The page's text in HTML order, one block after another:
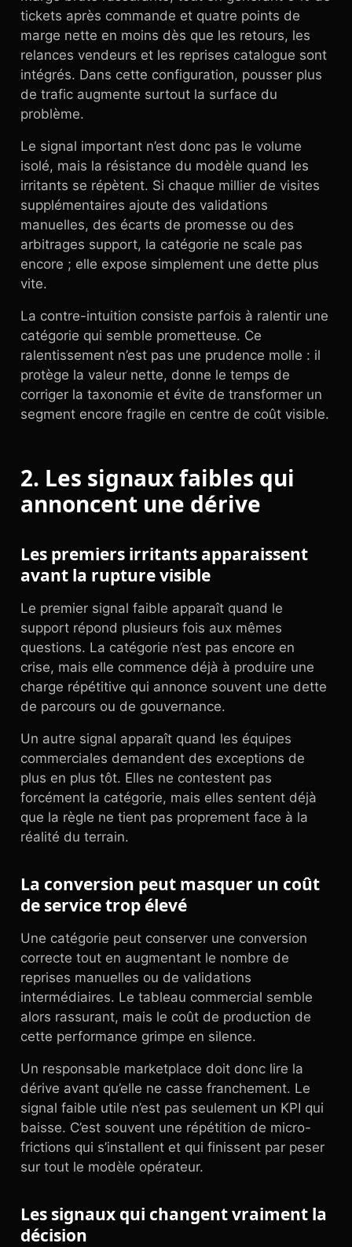
tickets après commande et quatre points de
marge nette en moins dès que les retours, les
relances vendeurs et les reprises catalogue sont
intégrés. Dans cette configuration, pousser plus
de trafic augmente surtout la surface du
problème.
Le signal important n’est donc pas le volume
isolé, mais la résistance du modèle quand les
irritants se répètent. Si chaque millier de visites
supplémentaires ajoute des validations
manuelles, des écarts de promesse ou des
arbitrages support, la catégorie ne scale pas
encore ; elle expose simplement une dette plus
vite.
La contre-intuition consiste parfois à ralentir une
catégorie qui semble prometteuse. Ce
ralentissement n’est pas une prudence molle : il
protège la valeur nette, donne le temps de
corriger la taxonomie et évite de transformer un
segment encore fragile en centre de coût visible.
2. Les signaux faibles qui
annoncent une dérive
Les premiers irritants apparaissent
avant la rupture visible
Le premier signal faible apparaît quand le
support répond plusieurs fois aux mêmes
questions. La catégorie n’est pas encore en
crise, mais elle commence déjà à produire une
charge répétitive qui annonce souvent une dette
de parcours ou de gouvernance.
Un autre signal apparaît quand les équipes
commerciales demandent des exceptions de
plus en plus tôt. Elles ne contestent pas
forcément la catégorie, mais elles sentent déjà
que la règle ne tient pas proprement face à la
réalité du terrain.
La conversion peut masquer un coût
de service trop élevé
Une catégorie peut conserver une conversion
correcte tout en augmentant le nombre de
reprises manuelles ou de validations
intermédiaires. Le tableau commercial semble
alors rassurant, mais le coût de production de
cette performance grimpe en silence.
Un responsable marketplace doit donc lire la
dérive avant qu’elle ne casse franchement. Le
signal faible utile n’est pas seulement un KPI qui
baisse. C’est souvent une répétition de micro-
frictions qui s’installent et qui finissent par peser
sur tout le modèle opérateur.
Les signaux qui changent vraiment la
décision